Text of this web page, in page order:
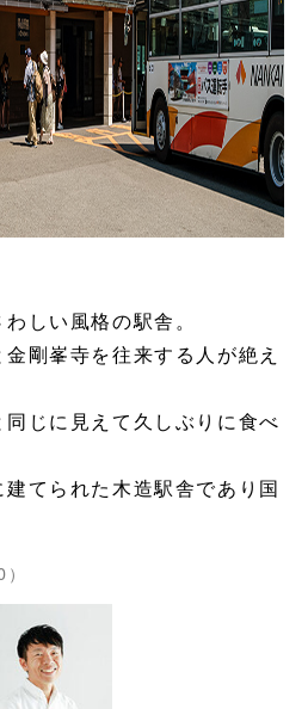
しい風格の駅舎。
剛峯寺を往来する人が絶え
じに見えて久しぶりに食べ
てられた木造駅舎であり国